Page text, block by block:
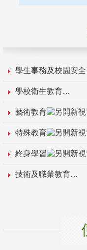
學生事務及校園安全
學校衛生教育
藝術教育
特殊教育
終身學習
技術及職業教育